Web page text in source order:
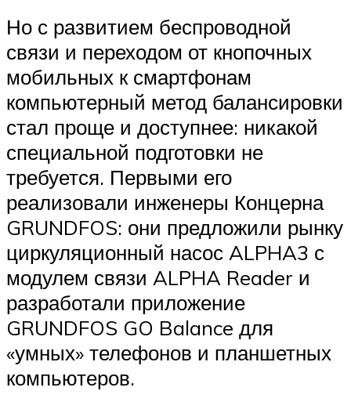
Но с развитием беспроводной
связи и переходом от кнопочных
мобильных к смартфонам
компьютерный метод балансировки
стал проще и доступнее: никакой
специальной подготовки не
требуется. Первыми его
реализовали инженеры Концерна
GRUNDFOS: они предложили рынку
циркуляционный насос ALPHA3 с
модулем связи ALPHA Reader и
разработали приложение
GRUNDFOS GO Balance для
«умных» телефонов и планшетных
компьютеров.